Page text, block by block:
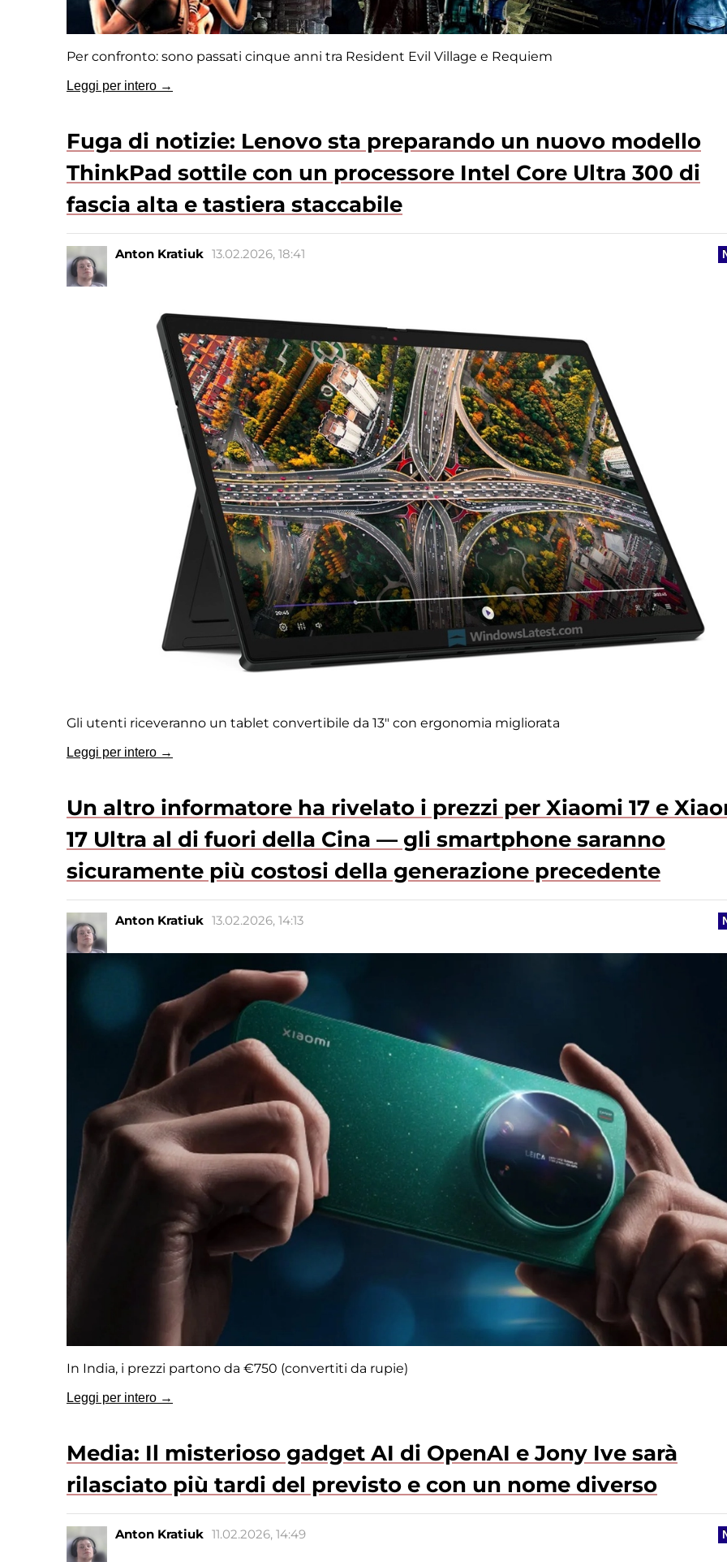
Per confronto: sono passati cinque anni tra Resident Evil Village e Requiem
Leggi per intero →
Fuga di notizie: Lenovo sta preparando un nuovo modello
ThinkPad sottile con un processore Intel Core Ultra 300 di
fascia alta e tastiera staccabile
Anton Kratiuk 13.02.2026, 18:41
Gli utenti riceveranno un tablet convertibile da 13" con ergonomia migliorata
Leggi per intero →
Un altro informatore ha rivelato i prezzi per Xiaomi 17 e
17 Ultra al di fuori della Cina — gli smartphone saranno
sicuramente più costosi della generazione precedente
Anton Kratiuk 13.02.2026, 14:13
In India, i prezzi partono da €750 (convertiti da rupie)
Leggi per intero →
Media: Il misterioso gadget AI di OpenAI e Jony Ive sarà
rilasciato più tardi del previsto e con un nome diverso
Anton Kratiuk 11.02.2026, 14:49